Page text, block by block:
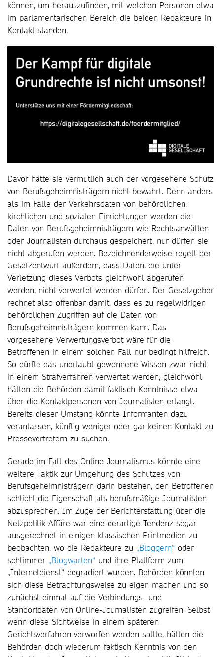
können, um herauszufinden, mit welchen Personen etwa
im parlamentarischen Bereich die beiden Redakteure in
Kontakt standen.
Davor hätte sie vermutlich auch der vorgesehene Schutz
von Berufsgeheimnisträgern nicht bewahrt. Denn anders
als im Falle der Verkehrsdaten von behördlichen,
kirchlichen und sozialen Einrichtungen werden die
Daten von Berufsgeheimnisträgern wie Rechtsanwälten
oder Journalisten durchaus gespeichert, nur dürfen sie
nicht abgerufen werden. Bezeichnenderweise regelt der
Gesetzentwurf außerdem, dass Daten, die unter
Verletzung dieses Verbots gleichwohl abgerufen
werden, nicht verwertet werden dürfen. Der Gesetzgeber
rechnet also offenbar damit, dass es zu regelwidrigen
behördlichen Zugriffen auf die Daten von
Berufsgeheimnisträgern kommen kann. Das
vorgesehene Verwertungsverbot wäre für die
Betroffenen in einem solchen Fall nur bedingt hilfreich.
So dürfte das unerlaubt gewonnene Wissen zwar nicht
in einem Strafverfahren verwertet werden, gleichwohl
hätten die Behörden damit faktisch Kenntnisse etwa
über die Kontaktpersonen von Journalisten erlangt.
Bereits dieser Umstand könnte Informanten dazu
veranlassen, künftig weniger oder gar keinen Kontakt zu
Pressevertretern zu suchen.
Gerade im Fall des Online-Journalismus könnte eine
weitere Taktik zur Umgehung des Schutzes von
Berufsgeheimnisträgern darin bestehen, den Betroffenen
schlicht die Eigenschaft als berufsmäßige Journalisten
abzusprechen. Im Zuge der Berichterstattung über die
Netzpolitik-Affäre war eine derartige Tendenz sogar
ausgerechnet in einigen klassischen Printmedien zu
beobachten, wo die Redakteure zu „Bloggern“ oder
schlimmer „Blogwarten“ und ihre Plattform zum
„Internetdienst“ degradiert wurden. Behörden könnten
sich diese Betrachtungsweise zu eigen machen und so
zunächst einmal auf die Verbindungs- und
Standortdaten von Online-Journalisten zugreifen. Selbst
wenn diese Sichtweise in einem späteren
Gerichtsverfahren verworfen werden sollte, hätten die
Behörden doch wiederum faktisch Kenntnis von den